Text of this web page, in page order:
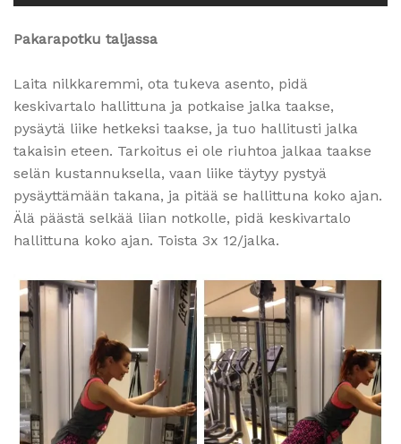
Pakarapotku taljassa
Laita nilkkaremmi, ota tukeva asento, pidä
keskivartalo hallittuna ja potkaise jalka taakse,
pysäytä liike hetkeksi taakse, ja tuo hallitusti jalka
takaisin eteen. Tarkoitus ei ole riuhtoa jalkaa taakse
selän kustannuksella, vaan liike täytyy pystyä
pysäyttämään takana, ja pitää se hallittuna koko ajan.
Älä päästä selkää liian notkolle, pidä keskivartalo
hallittuna koko ajan. Toista 3x 12/jalka.